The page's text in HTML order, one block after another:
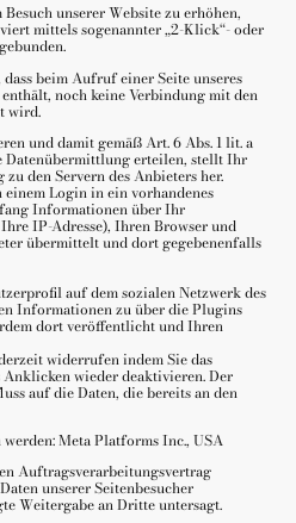
unserer Website zu erhöhen,
mittels sogenannter „2-Klick“- oder
beim Aufruf einer Seite unseres
noch keine Verbindung mit den
wird.
und damit gemäß Art. 6 Abs. 1 lit. a
erteilen, stellt Ihr
den Servern des Anbieters her.
Login in ein vorhandenes
Informationen über Ihr
IP-Adresse), Ihren Browser und
übermittelt und dort gegebenenfalls
auf dem sozialen Netzwerk des
Informationen zu über die Plugins
dort veröffentlicht und Ihren
widerrufen indem Sie das
wieder deaktivieren. Der
auf die Daten, die bereits an den
Meta Platforms Inc., USA
Auftragsverarbeitungsvertrag
unserer Seitenbesucher
Weitergabe an Dritte untersagt.